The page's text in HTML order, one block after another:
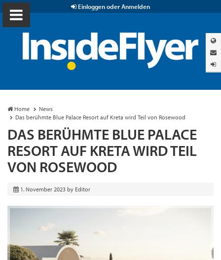
Einloggen oder Anmelden
Home
News
Das berühmte Blue Palace Resort auf Kreta wird Teil von Rosewood
DAS BERÜHMTE BLUE PALACE
RESORT AUF KRETA WIRD TEIL
VON ROSEWOOD
1. November 2023 by Editor